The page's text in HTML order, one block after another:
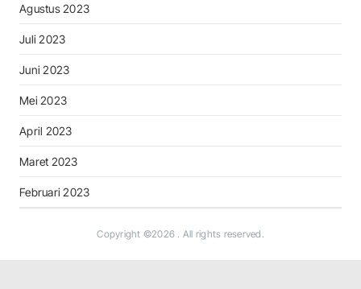
Agustus 2023
Juli 2023
Juni 2023
Mei 2023
April 2023
Maret 2023
Februari 2023
Copyright ©2026 . All rights reserved.